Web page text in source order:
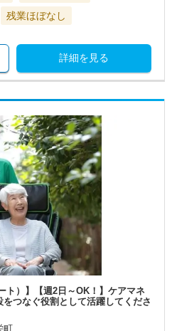
残業ほぼなし
詳細を見る
ト）】【週2日～OK！】ケアマネ
つなぐ役割として活躍してくださ
町